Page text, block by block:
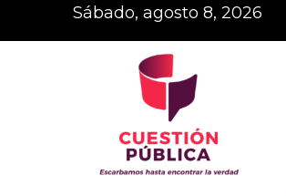
sábado, agosto 8, 2026